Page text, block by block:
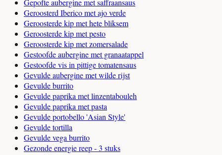
Gepofte aubergine met saffraansaus
Geroosterd Iberico met ajo verde
Geroosterde kip met hete bliksem
Geroosterde kip met pesto
Geroosterde kip met zomersalade
Gestoofde aubergine met granaatappel
Gestoofde vis in pittige tomatensaus
Gevulde aubergine met wilde rijst
Gevulde burrito
Gevulde paprika met linzentabouleh
Gevulde paprika met pasta
Gevulde portobello 'Asian Style'
Gevulde tortilla
Gevulde vega burrito
Gezonde energie reep - 3 stuks